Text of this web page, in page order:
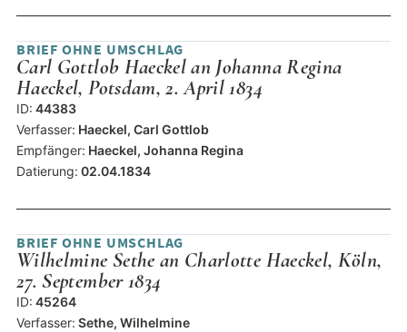
BRIEF OHNE UMSCHLAG
Carl Gottlob Haeckel an Johanna Regina
Haeckel, Potsdam, 2. April 1834
ID: 44383
Verfasser: Haeckel, Carl Gottlob
Empfänger: Haeckel, Johanna Regina
Datierung: 02.04.1834
BRIEF OHNE UMSCHLAG
Wilhelmine Sethe an Charlotte Haeckel, Köln,
27. September 1834
ID: 45264
Verfasser: Sethe, Wilhelmine